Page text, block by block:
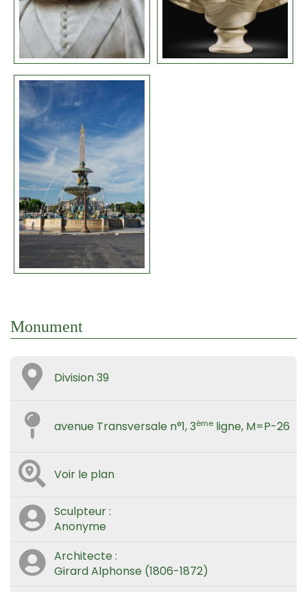
Monument
Division 39
avenue Transversale n°1, 3ème ligne, M=P-26
Voir le plan
Sculpteur :
Anonyme
Architecte :
Girard Alphonse (1806-1872)